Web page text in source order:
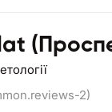
2)